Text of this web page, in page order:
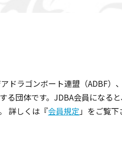
ドラゴンボート連盟（ADBF
る団体です。JDBA会員になる
詳しくは『会員規定」をご覧下